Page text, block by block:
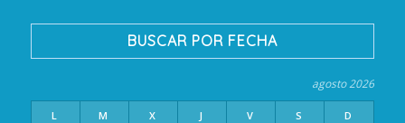
BUSCAR POR FECHA
agosto 2026
L M X J V S D